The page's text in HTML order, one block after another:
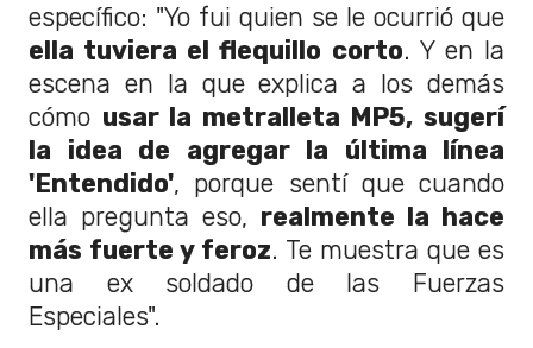
específico: "Yo fui quien se le ocurrió que
ella tuviera el flequillo corto. Y en la
escena en la que explica a los demás
cómo usar la metralleta MP5, sugerí
la idea de agregar la última línea
'Entendido', porque sentí que cuando
ella pregunta eso, realmente la hace
más fuerte y feroz. Te muestra que es
una ex soldado de las Fuerzas
Especiales".